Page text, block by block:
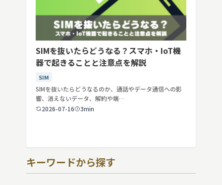
SIMを抜いたらどうなる？スマホ・IoT機
器で起きることと注意点を解説
SIM
SIMを抜いたらどうなるのか、通話やデータ通信への影
響、消えないデータ、解約や端…
2026-07-16
3min
キーワードから探す